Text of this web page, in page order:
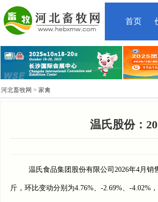
首页
河北畜牧网 > 家禽
温氏股份：
温氏食品集团股份有限公司2026年4月销
斤，环比变动分别为4.76%、-2.69%、-4.02%